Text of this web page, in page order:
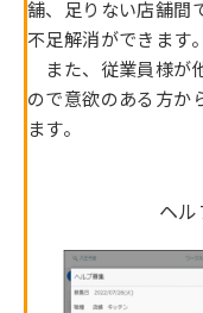
舗、足りない店舗間
不足解消ができます。
また、従業員様が
ので意欲のある方か
ます。
ヘ